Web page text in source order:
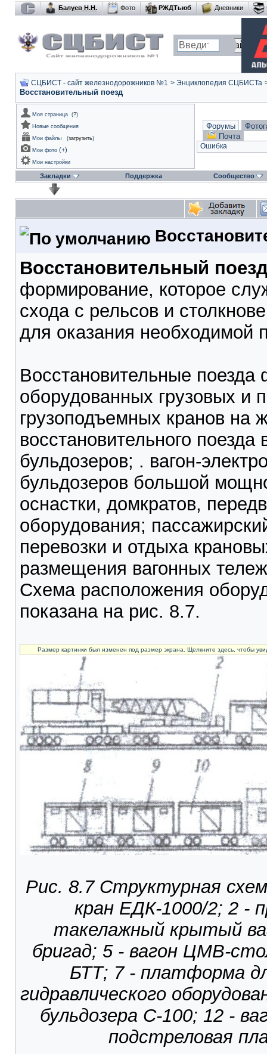
Балуев Н.Н. Фото РЖДТьюб Дневники
СЦБИСТ - сайт железнодорожников №1 > Энциклопедия СЦБИСТа
Восстановительный поезд
Моя страница (?)
Новые сообщения
Мои файлы
(загрузить)
Мои фото (+)
Мои настройки
Форумы
Почта
Ошибка
Закладки Поддержка Сообщество
Восстановительный
формирование, которое
схода с рельсов и
для оказания необходимой
Восстановительные
оборудованных грузовых и
грузоподъемных кранов на
восстановительного поезда
бульдозеров; . вагон-
бульдозеров большой
оснастки, домкратов,
оборудования;
перевозки и отдыха
размещения вагонных
Схема расположения
показана на рис. 8.7.
Размер картинки был изменен под размер экрана. Щелкните здесь, чтобы
Рис. 8.7 Структурная
кран ЕДК-1000/2; 2 -
такелажный крытый
бригад; 5 - вагон ЦМВ-
БТТ; 7 - платформа
гидравлического
бульдозера С-100; 12 -
подстреловая